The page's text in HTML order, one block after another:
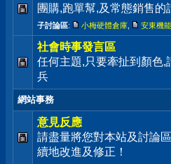
團購,跑單幫,及常態銷售
子討論區: 小梅硬體倉庫 安東機
社會時事發言區
任何主題,只要牽扯到顏色
兵
網站事務
意見反應
請盡量將您對本站及討論
續地改進及修正！